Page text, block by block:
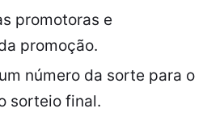
promotoras e
promoção.
número da sorte para o
sorteio final.